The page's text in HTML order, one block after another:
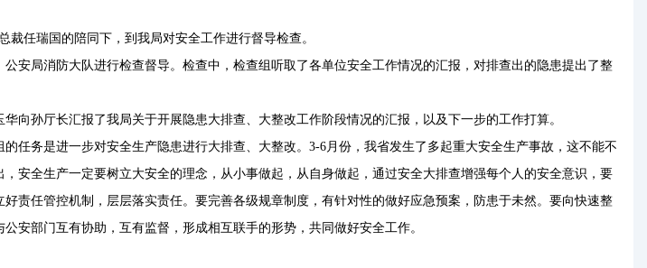
任瑞国的陪同下，到我局对安全工作进行督导检查。
局消防大队进行检查督导。检查中，检查组听取了各单位安全工作情况的汇报，对排查出的隐患提出了整
孙厅长汇报了我局关于开展隐患大排查、大整改工作阶段情况的汇报，以及下一步的工作打算。
务是进一步对安全生产隐患进行大排查、大整改。3-6月份，我省发生了多起重大安全生产事故，这不能不
安全生产一定要树立大安全的理念，从小事做起，从自身做起，通过安全大排查增强每个人的安全意识，要
责任管控机制，层层落实责任。要完善各级规章制度，有针对性的做好应急预案，防患于未然。要向快速整
安部门互有协助，互有监督，形成相互联手的形势，共同做好安全工作。